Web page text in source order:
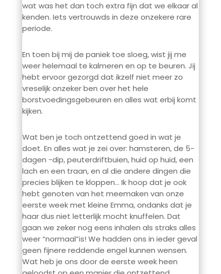
wat was het dan toch extra fijn dat we elkaar al
kenden. Iets vertrouwds in deze onzekere rare
periode.
En toen bij mij de paniek toe sloeg, wist jij me
weer helemaal te kalmeren en op te beuren. Jij
hebt ervoor gezorgd dat ikzelf niet meer zo
vreselijk onzeker ben over het hele
borstvoedingsgebeuren en alles wat erbij komt
kijken.
Wat ben je toch ontzettend goed in wat je
doet. En alles wat je zei over: hamsteren, de 5-
dagen -dip, peuterdriftbuien, huid op huid, een
lach en een traan, en al die andere dingen die
precies blijken te kloppen… Ik hoop dat je ook
hebt genoten van het meemaken van onze
eerste week met kleine Emma, ondanks dat je
haar dus niet letterlijk mocht knuffelen. Dat
gaan we zeker nog eens inhalen als straks alles
weer “normaal”is! We hadden ons in ieder geval
geen fijnere reddende engel kunnen wensen.
Wat heb je ons door de eerste week heen